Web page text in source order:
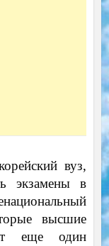
вуз,
экзамены в
высшие
еще один